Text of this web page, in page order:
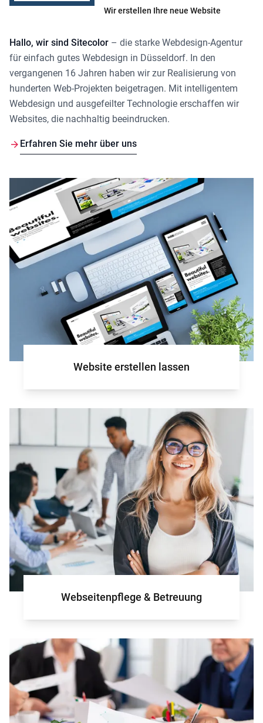
Wir erstellen Ihre neue Website
Hallo, wir sind Sitecolor – die starke Webdesign-Agentur
für einfach gutes Webdesign in Düsseldorf. In den
vergangenen 16 Jahren haben wir zur Realisierung von
hunderten Web-Projekten beigetragen. Mit intelligentem
Webdesign und ausgefeilter Technologie erschaffen wir
Websites, die nachhaltig beeindrucken.
Erfahren Sie mehr über uns
Website erstellen lassen
Webseitenpflege & Betreuung